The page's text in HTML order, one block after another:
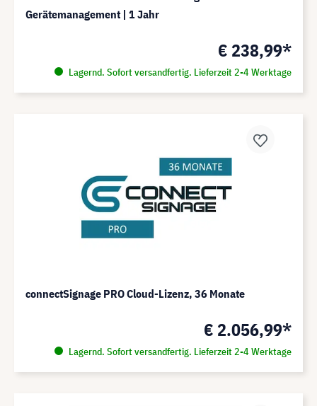
Gerätemanagement | 1 Jahr
€ 238,99*
Lagernd. Sofort versandfertig. Lieferzeit 2-4 Werktage
connectSignage PRO Cloud-Lizenz, 36 Monate
€ 2.056,99*
Lagernd. Sofort versandfertig. Lieferzeit 2-4 Werktage